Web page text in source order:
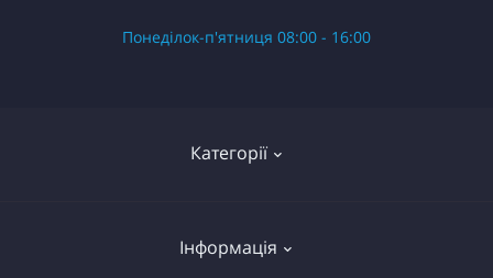
Категорії
Готові вироби в зборі
Інформація
Понеділок-п'ятниця 08:00 - 16:00